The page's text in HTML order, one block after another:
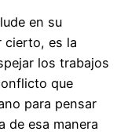
en su
cierto, es la
los trabajos
que
para pensar
de esa manera